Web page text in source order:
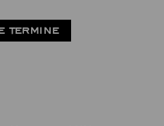
TERMINE